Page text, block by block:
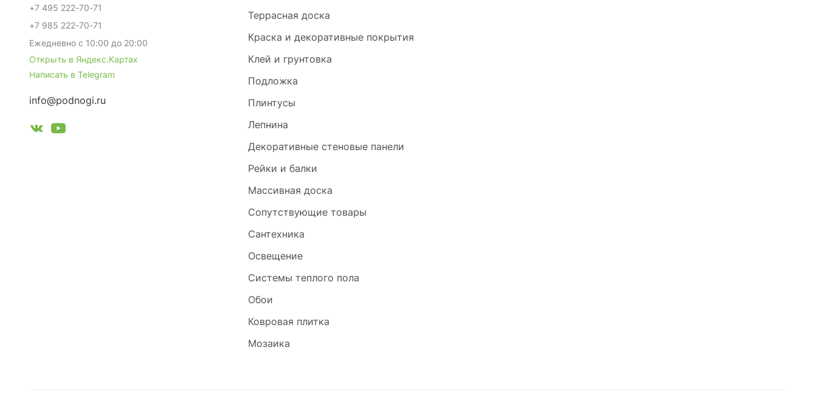
Террасная доска
Краска и декоративные покрытия
Клей и грунтовка
Подложка
Плинтусы
Лепнина
Декоративные стеновые панели
Рейки и балки
Массивная доска
Сопутствующие товары
Сантехника
Освещение
Системы теплого пола
Обои
Ковровая плитка
Мозаика
+7 495 222-70-71
+7 985 222-70-71
Ежедневно с 10:00 до 20:00
Открыть в Яндекс.Картах
Написать в Telegram
info@podnogi.ru